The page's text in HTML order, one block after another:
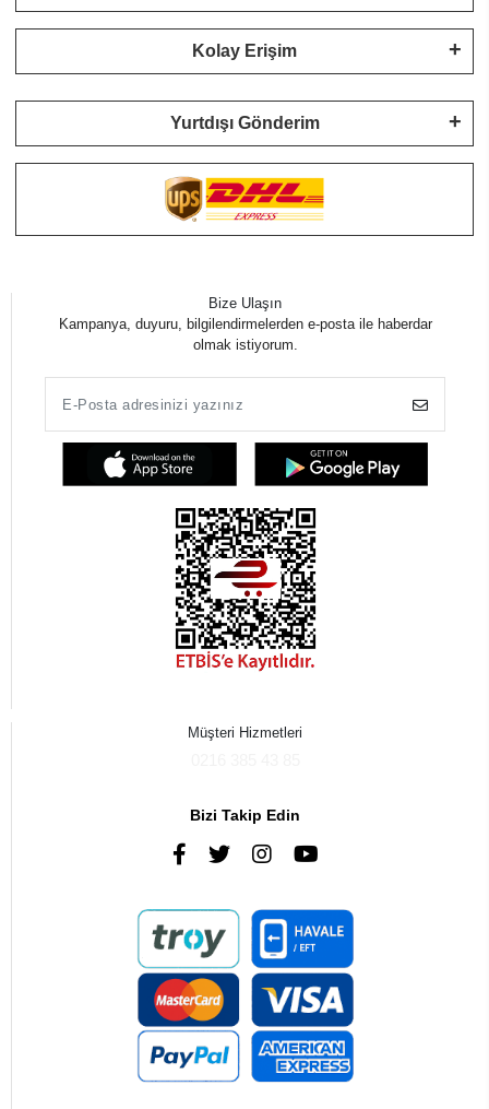
Kolay Erişim
Yurtdışı Gönderim
Bize Ulaşın
Kampanya, duyuru, bilgilendirmelerden e-posta ile haberdar
olmak istiyorum.
Müşteri Hizmetleri
Bizi Takip Edin